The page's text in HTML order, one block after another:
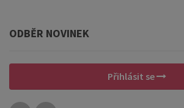
ODBĚR NOVINEK
Přihlásit se